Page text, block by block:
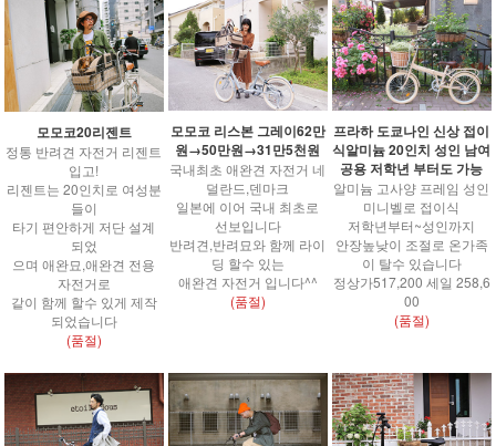
모모코20리젠트
정통 반려견 자전거 리젠트
입고!
리젠트는 20인치로 여성분
들이
타기 편안하게 저단 설계
되었
으며 애완묘,애완견 전용
자전거로
같이 함께 할수 있게 제작
되었습니다
(품절)
모모코 리스본 그레이62만
원→50만원→31만5천원
국내최초 애완견 자전거 네
덜란드,덴마크
일본에 이어 국내 최초로
선보입니다
반려견,반려묘와 함께 라이
딩 할수 있는
애완견 자전거 입니다^^
(품절)
프라하 도쿄나인 신상 접이
식알미늄 20인치 성인 남여
공용 저학년 부터도 가능
알미늄 고사양 프레임 성인
미니벨로 접이식
저학년부터~성인까지
안장높낮이 조절로 온가족
이 탈수 있습니다
정상가517,200 세일 258,6
00
(품절)